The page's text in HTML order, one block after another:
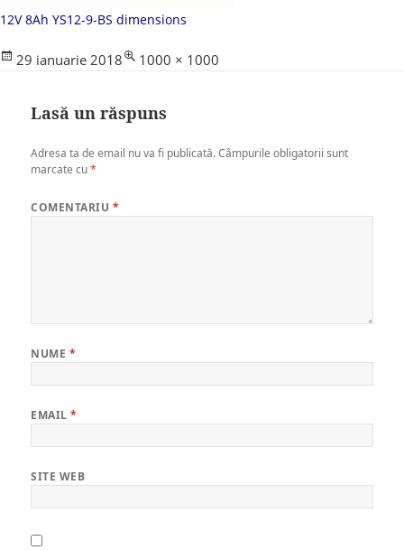
12V 8Ah YS12-9-BS dimensions
Posted
29 ianuarie 2018
Full
1000 × 1000
Lasă un răspuns
Adresa ta de email nu va fi publicată. Câmpurile obligatorii sunt
marcate cu*
COMENTARIU *
NUME *
EMAIL*
SITE WEB